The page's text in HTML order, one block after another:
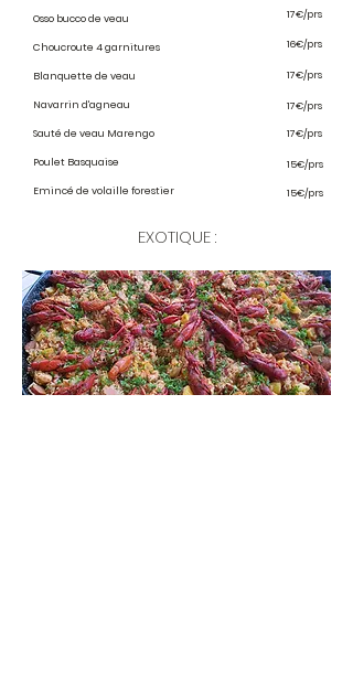
Osso bucco de veau
Choucroute 4 garnitures
Blanquette de veau
Navarrin d'agneau
Sauté de veau Marengo
Poulet Basquaise
Emincé de volaille forestier
17€/prs
16€/prs
17€/prs
17€/prs
17€/prs
15€/prs
15€/prs
EXOTIQUE :